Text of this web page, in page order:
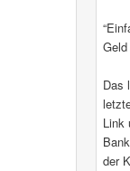
Das
Link
der